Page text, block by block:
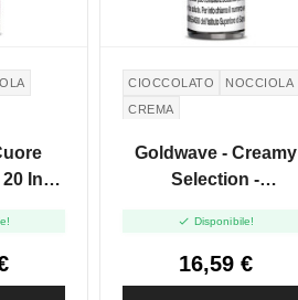
In
CIOCCOLATO
NOCCIOLA
CREMA
Goldwave - Creamy
Selection -
Shot 20ml
 Disponibile!
16,59 €